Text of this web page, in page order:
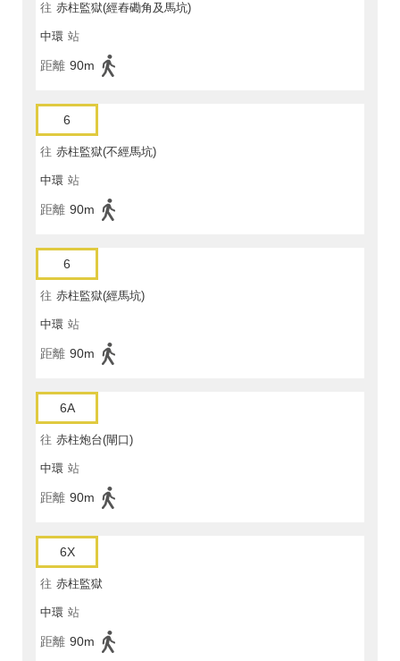
往 赤柱監獄(經舂磡角及馬坑)
中環 站
距離 90m
6
往 赤柱監獄(不經馬坑)
中環 站
距離 90m
6
往 赤柱監獄(經馬坑)
中環 站
距離 90m
6A
往 赤柱炮台(閘口)
中環 站
距離 90m
6X
往 赤柱監獄
中環 站
距離 90m